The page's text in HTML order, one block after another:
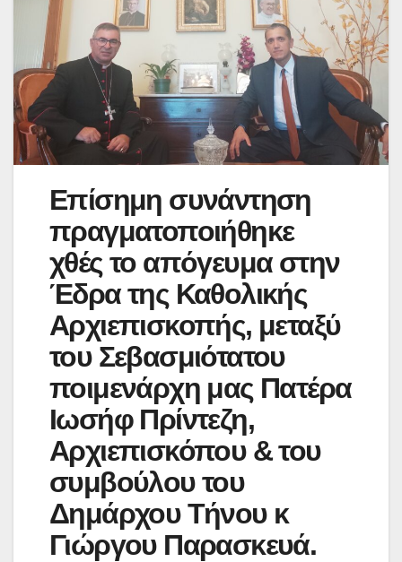
Επίσημη συνάντηση
πραγματοποιήθηκε
χθές το απόγευμα στην
Έδρα της Καθολικής
Αρχιεπισκοπής, μεταξύ
του Σεβασμιότατου
ποιμενάρχη μας Πατέρα
Ιωσήφ Πρίντεζη,
Αρχιεπισκόπου & του
συμβούλου του
Δημάρχου Τήνου κ
Γιώργου Παρασκευά.